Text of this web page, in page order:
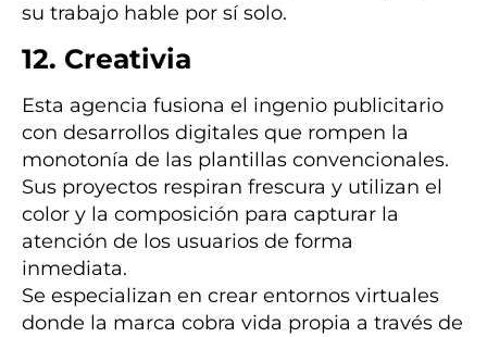
su trabajo hable por sí solo.
12. Creativia
Esta agencia fusiona el ingenio publicitario
con desarrollos digitales que rompen la
monotonía de las plantillas convencionales.
Sus proyectos respiran frescura y utilizan el
color y la composición para capturar la
atención de los usuarios de forma
inmediata.
Se especializan en crear entornos virtuales
donde la marca cobra vida propia a través de